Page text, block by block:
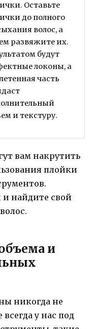
Оставьте
до полного
волос, а
развяжите их.
будут
локоны, а
часть
и текстуру.
вам накрутить
плойки
найдите свой
и
никогда не
у нас под